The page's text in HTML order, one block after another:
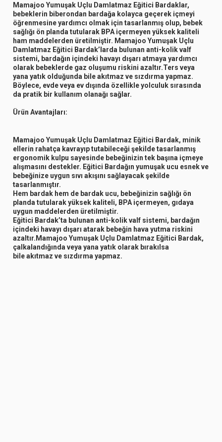
Mamajoo Yumuşak Uçlu Damlatmaz Eğitici Bardaklar,
bebeklerin biberondan bardağa kolayca geçerek içmeyi
öğrenmesine yardımcı olmak için tasarlanmış olup, bebek
sağlığı ön planda tutularak BPA içermeyen yüksek kaliteli
ham maddelerden üretilmiştir. Mamajoo Yumuşak Uçlu
Damlatmaz Eğitici Bardak’larda bulunan anti-kolik valf
sistemi, bardağın içindeki havayı dışarı atmaya yardımcı
olarak bebeklerde gaz oluşumu riskini azaltır.Ters veya
yana yatık olduğunda bile akıtmaz ve sızdırma yapmaz.
Böylece, evde veya ev dışında özellikle yolculuk sırasında
da pratik bir kullanım olanağı sağlar.
Ürün Avantajları:
Mamajoo Yumuşak Uçlu Damlatmaz Eğitici Bardak, minik
ellerin rahatça kavrayıp tutabileceği şekilde tasarlanmış
ergonomik kulpu sayesinde bebeğinizin tek başına içmeye
alışmasını destekler. Eğitici Bardağın yumuşak ucu esnek ve
bebeğinize uygun sıvı akışını sağlayacak şekilde
tasarlanmıştır.
Hem bardak hem de bardak ucu, bebeğinizin sağlığı ön
planda tutularak yüksek kaliteli, BPA içermeyen, gıdaya
uygun maddelerden üretilmiştir.
Eğitici Bardak’ta bulunan anti-kolik valf sistemi, bardağın
içindeki havayı dışarı atarak bebeğin hava yutma riskini
azaltır.Mamajoo Yumuşak Uçlu Damlatmaz Eğitici Bardak,
çalkalandığında veya yana yatık olarak bırakılsa
bileakıtmaz ve sızdırma yapmaz.